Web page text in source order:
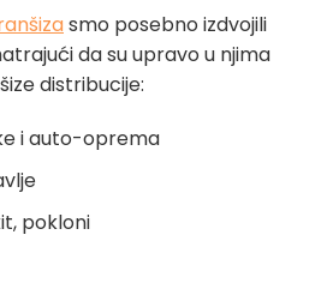
smo posebno izdvojili
da su upravo u njima
distribucije:
i auto-oprema
pokloni